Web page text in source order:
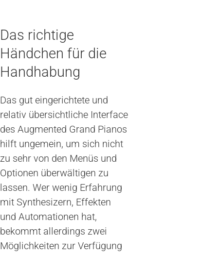
Das richtige
Händchen für die
Handhabung
Das gut eingerichtete und
relativ übersichtliche Interface
des Augmented Grand Pianos
hilft ungemein, um sich nicht
zu sehr von den Menüs und
Optionen überwältigen zu
lassen. Wer wenig Erfahrung
mit Synthesizern, Effekten
und Automationen hat,
bekommt allerdings zwei
Möglichkeiten zur Verfügung